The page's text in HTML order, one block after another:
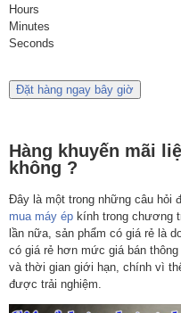
Hours
Minutes
Seconds
Đặt hàng ngay bây giờ
Hàng khuyến mãi
không ?
Đây là một trong những câu hỏi
mua máy ép kính trong chương
lần nữa, sản phẩm có giá rẻ là
có giá rẻ hơn mức giá bán
và thời gian giới hạn, chính vì
được trải nghiệm.